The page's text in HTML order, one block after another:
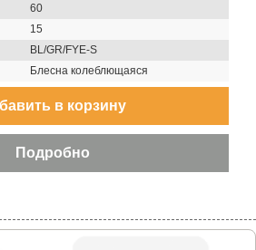
60
15
BL/GR/FYE-S
Блесна колеблющаяся